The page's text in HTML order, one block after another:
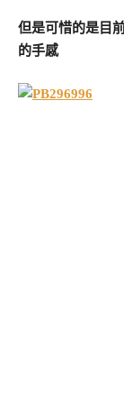
但是可惜的是目
的手感